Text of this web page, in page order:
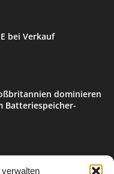
bei Verkauf
dominieren
Batteriespeicher-